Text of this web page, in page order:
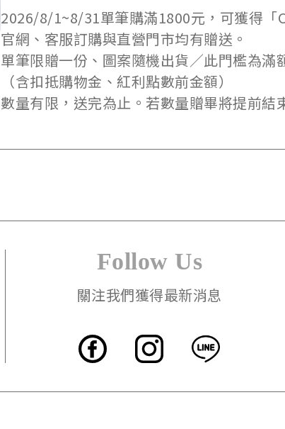
2026/8/1~8/31單筆購滿1800元，可獲得「
官網、客服訂購與直營門市均有贈送。
單筆限贈一份、圖案隨機出貨／此門檻為滿
（含扣抵購物金、紅利點數前金額）
數量有限，送完為止。若數量贈畢將提前結
Follow Us
關注我們獲得最新消息